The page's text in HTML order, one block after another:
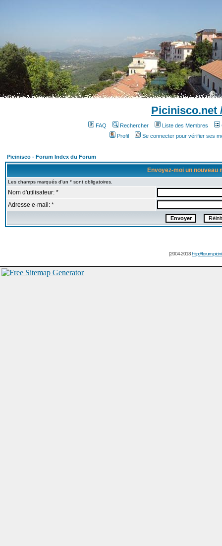
Picinisco.net
FAQ Rechercher Liste des Membres
Profil
Se connecter pour vérifier ses
Picinisco - Forum Index du Forum
Envoyez-moi un nouveau
Les champs marqués d'un * sont obligatoires.
Nom d'utilisateur: *
Adresse e-mail: *
[2004-2018http://